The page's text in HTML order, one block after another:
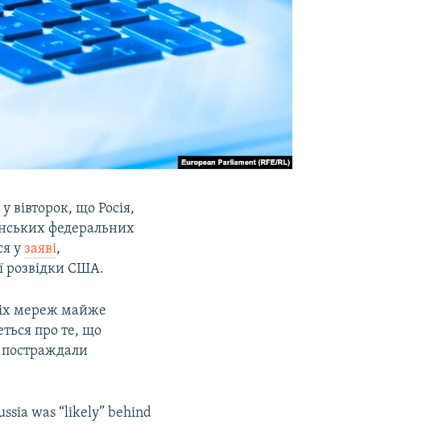
вівторок, що Росія,
федеральних
узаяві,
розвідки США.
мереж майже
про те, що
was “likely” behind